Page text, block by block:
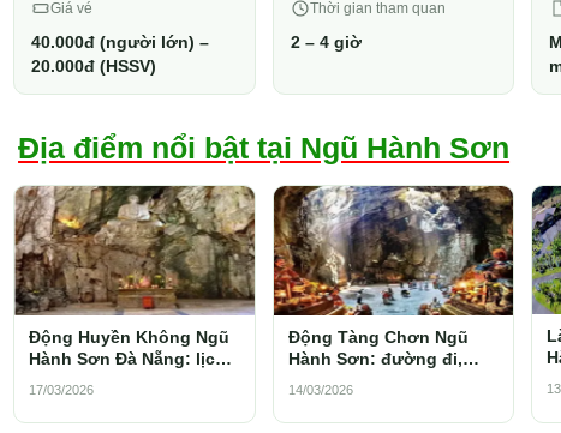
Giá vé
40.000đ (người lớn) –
20.000đ (HSSV)
Thời gian tham quan
2 – 4 giờ
Địa điểm nổi bật tại Ngũ Hành Sơn
Động Huyền Không Ngũ
Hành Sơn Đà Nẵng: lịch
17/03/2026
Động Tàng Chơn Ngũ
Hành Sơn: đường đi,
14/03/2026